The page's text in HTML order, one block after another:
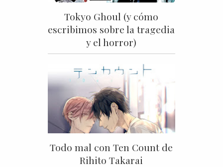
Tokyo Ghoul (y cómo
escribimos sobre la tragedia
y el horror)
Todo mal con Ten Count de
Rihito Takarai